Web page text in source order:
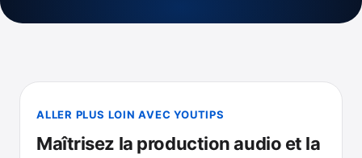
ALLER PLUS LOIN AVEC YOUTIPS
Maîtrisez la production audio et la